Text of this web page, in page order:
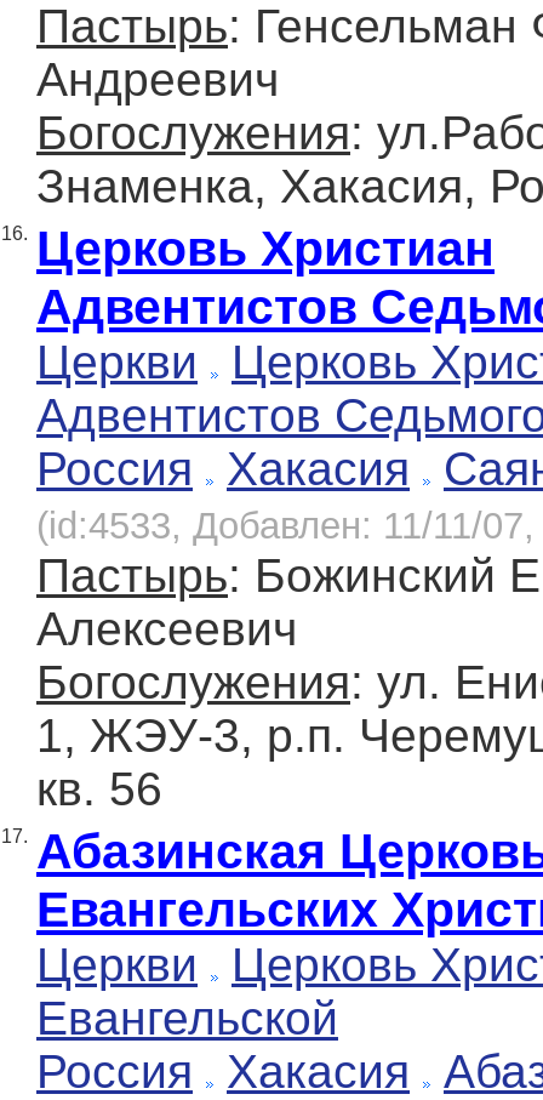
Пастырь: Генсельман
Андреевич
Богослужения:
Знаменка, Хакасия,
16. Церковь Христиан
Адвентистов
Церкви
Церковь
Адвентистов
Россия
Хакасия
(id:4533, Добавлен: 11/11/
Пастырь: Божинский
Алексеевич
Богослужения: ул.
1, ЖЭУ-3, р.п.
кв. 56
17. Абазинская
Евангельских
Церкви
Церковь
Евангельской
Россия
Хакасия